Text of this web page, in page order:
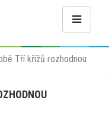
Tří křížů rozhodnou